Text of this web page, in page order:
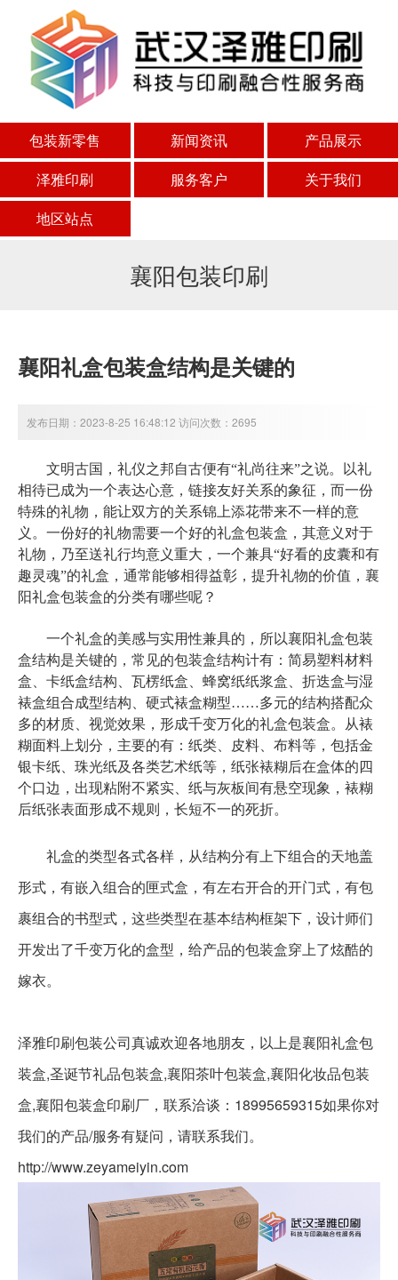
包装新零售 新闻资讯
产品展示
泽雅印刷
服务客户
关于我们
地区站点
襄阳包装印刷
襄阳礼盒包装盒结构是关键的
发布日期：2023-8-25 16:48:12 访问次数：2695
文明古国，礼仪之邦自古便有“礼尚往来”之说。以礼
相待已成为一个表达心意，链接友好关系的象征，而一份
特殊的礼物，能让双方的关系锦上添花带来不一样的意
义。一份好的礼物需要一个好的礼盒包装盒，其意义对于
礼物，乃至送礼行均意义重大，一个兼具“好看的皮囊和有
趣灵魂”的礼盒，通常能够相得益彰，提升礼物的价值，襄
阳礼盒包装盒的分类有哪些呢？
一个礼盒的美感与实用性兼具的，所以襄阳礼盒包装
盒结构是关键的 ，常见的包装盒结构计有：简易塑料材料
盒、卡纸盒结构、瓦楞纸盒、蜂窝纸纸浆盒、折迭盒与湿
裱盒组合成型结构、硬式裱盒糊型……多元的结构搭配众
多的材质、视觉效果，形成千变万化的礼盒包装盒。从裱
糊面料上划分，主要的有：纸类、皮料、布料等，包括金
银卡纸、珠光纸及各类艺术纸等，纸张裱糊后在盒体的四
个口边，出现粘附不紧实、纸与灰板间有悬空现象，裱糊
后纸张表面形成不规则，长短不一的死折。
礼盒的类型各式各样，从结构分有上下组合的天地盖
形式，有嵌入组合的匣式盒，有左右开合的开门式，有包
裹组合的书型式，这些类型在基本结构框架下，设计师们
开发出了千变万化的盒型，给产品的包装盒穿上了炫酷的
嫁衣。
泽雅印刷包装公司真诚欢迎各地朋友，以上是襄阳礼盒包
装盒,圣诞节礼品包装盒,襄阳茶叶包装盒,襄阳化妆品包装
盒,襄阳包装盒印刷厂，联系洽谈：18995659315如果你对
我们的产品/服务有疑问，请联系我们。
http://www.zeyameiyin.com